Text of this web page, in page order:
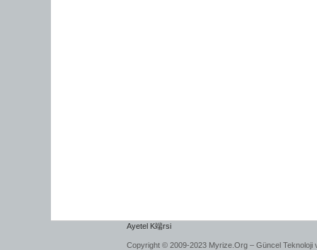
Ayetel K端rsi
Copyright © 2009-2023 Myrize.Org – Güncel Teknoloji